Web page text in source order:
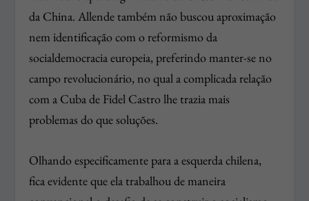
da China. Allende também não buscou aproximação
nem identificação com o reformismo da
socialdemocracia europeia, preferindo manter-se no
campo revolucionário, no qual a complicada relação
com a Cuba de Fidel Castro lhe trazia mais
problemas do que soluções.
Olhando especificamente para a esquerda chilena,
fica evidente que ela trabalhou de maneira